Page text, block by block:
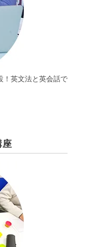
！英文法と英会話で
座